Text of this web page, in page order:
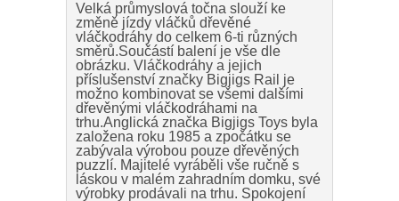
Velká průmyslová točna slouží ke
změně jízdy vláčků dřevěné
vláčkodráhy do celkem 6-ti různých
směrů.Součástí balení je vše dle
obrázku. Vláčkodráhy a jejich
příslušenství značky Bigjigs Rail je
možno kombinovat se všemi dalšími
dřevěnými vláčkodráhami na
trhu.Anglická značka Bigjigs Toys byla
založena roku 1985 a zpočátku se
zabývala výrobou pouze dřevěných
puzzlí. Majitelé vyráběli vše ručně s
láskou v malém zahradním domku, své
výrobky prodávali na trhu. Spokojení